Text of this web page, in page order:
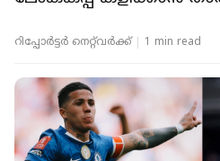
റിപ്പോർട്ടർ നെറ്റ്‌വര്‍ക്ക്‌ 1 min read